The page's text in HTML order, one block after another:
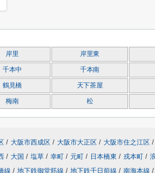
岸里 岸里東
千本中 千本南
鶴見橋 天下茶屋
梅南 松
/ 大阪市西成区 / 大阪市大正区 / 大阪市住之江区 /
/ 大国 / 塩草 / 幸町 / 元町 / 日本橋東 / 戎本町 /
線 / 地下鉄御堂筋線 / 地下鉄千日前線 / 南海本線 /